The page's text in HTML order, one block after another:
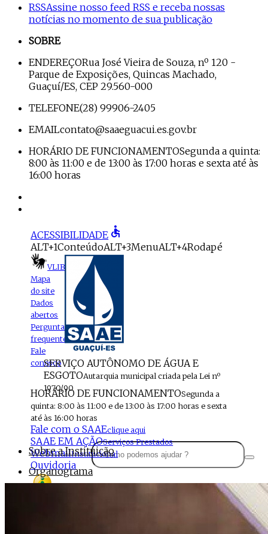
RSSAssine nosso feed RSS e receba nossas
notícias no momento de sua publicação
SOBRE
ENDEREÇORua José Vieira de Souza, nº 120 -
Parque de Exposições, Quincas Machado,
Guaçuí/ES, CEP 29.560-000
TELEFONE(28) 99906-2405
EMAILcontato@saaeguacui.es.gov.br
HORÁRIO DE FUNCIONAMENTOSegunda a quinta:
8:00 às 11:00 e de 13:00 às 17:00 horas e sexta até às
16:00 horas
ACESSIBILIDADE accessible
ALT+1ConteúdoALT+3MenuALT+4Rodapé
VLIBRAS
Mapa
do site
Dados
abertos
Perguntas
frequentes
Fale
conosco
SERVIÇO AUTÔNOMO DE ÁGUA E
ESGOTOAutarquia municipal criada pela Lei nº
1970/90
HORÁRIO DE FUNCIONAMENTOSegunda a
quinta: 8:00 às 11:00 e de 13:00 às 17:00 horas e sexta
até às 16:00 horas
Fale com o SAAEclique aqui
SAAE EM AÇÃOServiços Prestados
WebmailInstitucional
Ouvidoria
Sobre a Instituição
Organograma